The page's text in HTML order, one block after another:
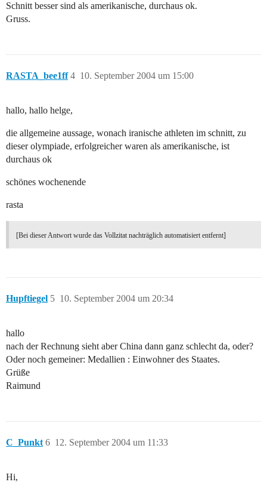
Schnitt besser sind als amerikanische, durchaus ok.
Gruss.
RASTA_bee1ff 10. September 2004 um 15:00
4
hallo, hallo helge,
die allgemeine aussage, wonach iranische athleten im schnitt, zu
dieser olympiade, erfolgreicher waren als amerikanische, ist
durchaus ok
schönes wochenende
rasta
[Bei dieser Antwort wurde das Vollzitat nachträglich automatisiert entfernt]
Hupftiegel 10. September 2004 um 20:34
5
hallo
nach der Rechnung sieht aber China dann ganz schlecht da, oder?
Oder noch gemeiner: Medallien : Einwohner des Staates.
Grüße
Raimund
C_Punkt 12. September 2004 um 11:33
6
Hi,